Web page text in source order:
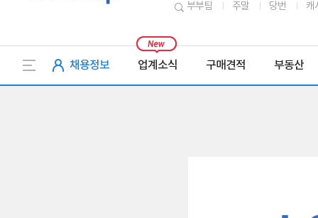
부부팀 주말 당번 캐
채용정보 업계소식 구매견적 부동산